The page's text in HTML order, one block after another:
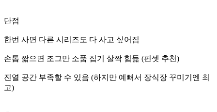
단점
한번 사면 다른 시리즈도 다 사고 싶어짐
손톱 짧으면 조그만 소품 집기 살짝 힘듦 (핀셋 추천)
진열 공간 부족할 수 있음 (하지만 예뻐서 장식장 꾸미기엔 최
고)